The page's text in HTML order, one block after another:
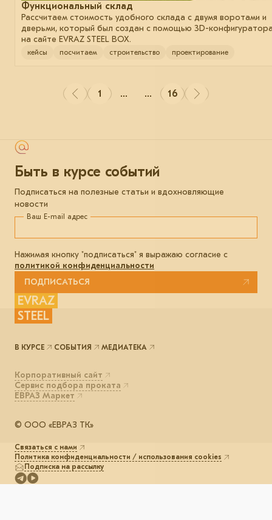
Функциональный склад
Рассчитаем стоимость удобного склада с двумя воротами и
дверьми, который был создан с помощью 3D-
на сайте EVRAZ STEEL BOX.
кейсы посчитаем строительство проектирование
1 ... ... 16
Быть в курсе событий
Подписаться на полезные статьи и вдохновляющие
новости
Ваш E-mail адрес
Нажимая кнопку "подписаться" я выражаю согласие с
политикой конфиденциальности
ПОДПИСАТЬСЯ
EVRAZ
STEEL
© ООО «ЕВРАЗ ТК»
Корпоративный сайт
Сервис подбора проката
ЕВРАЗ Маркет
В КУРСЕ СОБЫТИЯ МЕДИАТЕКА
Связаться с нами
Политика конфиденциальности / использования cookies
Подписка на рассылку